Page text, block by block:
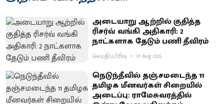
அடையாறு ஆற்றில் குதித்த
ரிசர்வ் வங்கி அதிகாரி: 2
நாட்களாக தேடும் பணி தீவிரம்
செய்திப்பிரிவு 07 Aug 2026
நெடுந்தீவில் தஞ்சமடைந்த 11
தமிழக மீனவர்கள் சிறையில்
அடைப்பு: ராமேசுவரத்தில்